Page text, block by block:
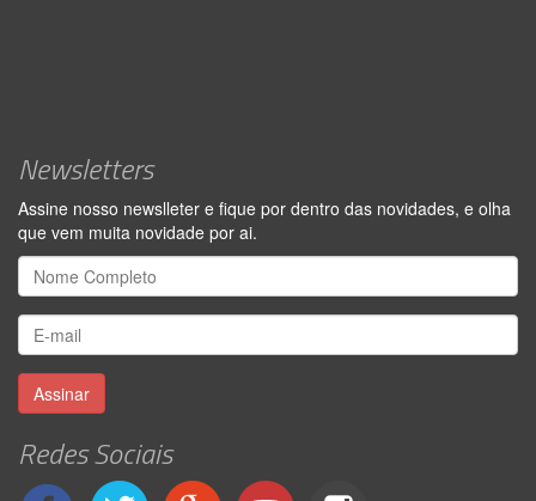
Newsletters
Assine nosso newslleter e fique por dentro das novidades, e olha
que vem muita novidade por ai.
Assinar
Redes Sociais